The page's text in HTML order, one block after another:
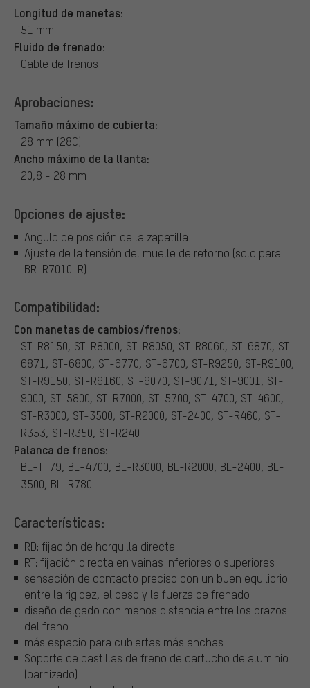
Longitud de manetas:
51 mm
Fluido de frenado:
Cable de frenos
Aprobaciones:
Tamaño máximo de cubierta:
28 mm (28C)
Ancho máximo de la llanta:
20,8 - 28 mm
Opciones de ajuste:
Angulo de posición de la zapatilla
Ajuste de la tensión del muelle de retorno (solo para
BR-R7010-R)
Compatibilidad:
Con manetas de cambios/frenos:
ST-R8150, ST-R8000, ST-R8050, ST-R8060, ST-6870, ST-
6871, ST-6800, ST-6770, ST-6700, ST-R9250, ST-R9100,
ST-R9150, ST-R9160, ST-9070, ST-9071, ST-9001, ST-
9000, ST-5800, ST-R7000, ST-5700, ST-4700, ST-4600,
ST-R3000, ST-3500, ST-R2000, ST-2400, ST-R460, ST-
R353, ST-R350, ST-R240
Palanca de frenos:
BL-TT79, BL-4700, BL-R3000, BL-R2000, BL-2400, BL-
3500, BL-R780
Características:
RD: fijación de horquilla directa
RT: fijación directa en vainas inferiores o superiores
sensación de contacto preciso con un buen equilibrio
entre la rigidez, el peso y la fuerza de frenado
diseño delgado con menos distancia entre los brazos
del freno
más espacio para cubiertas más anchas
Soporte de pastillas de freno de cartucho de aluminio
(barnizado)